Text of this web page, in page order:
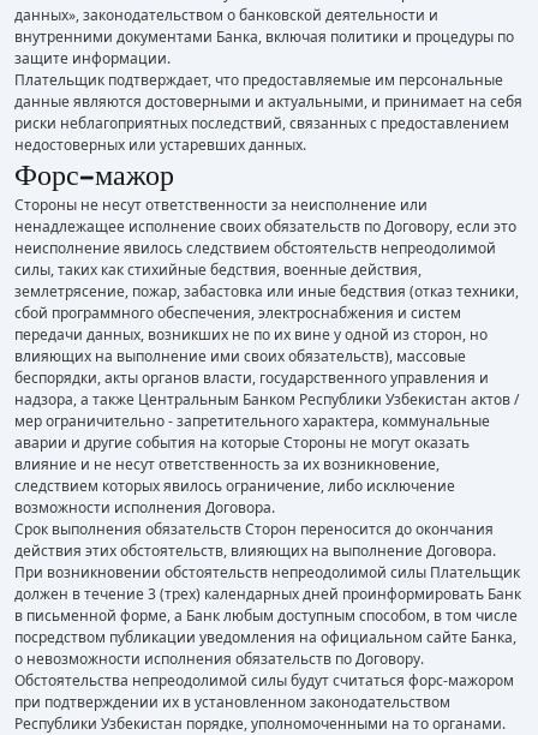
данных», законодательством о банковской деятельности и
внутренними документами Банка, включая политики и процедуры по
защите информации.
Плательщик подтверждает, что предоставляемые им персональные
данные являются достоверными и актуальными, и принимает на себя
риски неблагоприятных последствий, связанных с предоставлением
недостоверных или устаревших данных.
Форс-мажор
Стороны не несут ответственности за неисполнение или
ненадлежащее исполнение своих обязательств по Договору, если это
неисполнение явилось следствием обстоятельств непреодолимой
силы, таких как стихийные бедствия, военные действия,
землетрясение, пожар, забастовка или иные бедствия (отказ техники,
сбой программного обеспечения, электроснабжения и систем
передачи данных, возникших не по их вине у одной из сторон, но
влияющих на выполнение ими своих обязательств), массовые
беспорядки, акты органов власти, государственного управления и
надзора, а также Центральным Банком Республики Узбекистан актов /
мер ограничительно - запретительного характера, коммунальные
аварии и другие события на которые Стороны не могут оказать
влияние и не несут ответственность за их возникновение,
следствием которых явилось ограничение, либо исключение
возможности исполнения Договора.
Срок выполнения обязательств Сторон переносится до окончания
действия этих обстоятельств, влияющих на выполнение Договора.
При возникновении обстоятельств непреодолимой силы Плательщик
должен в течение 3 (трех) календарных дней проинформировать Банк
в письменной форме, а Банк любым доступным способом, в том числе
посредством публикации уведомления на официальном сайте Банка,
о невозможности исполнения обязательств по Договору.
Обстоятельства непреодолимой силы будут считаться форс-мажором
при подтверждении их в установленном законодательством
Республики Узбекистан порядке, уполномоченными на то органами.